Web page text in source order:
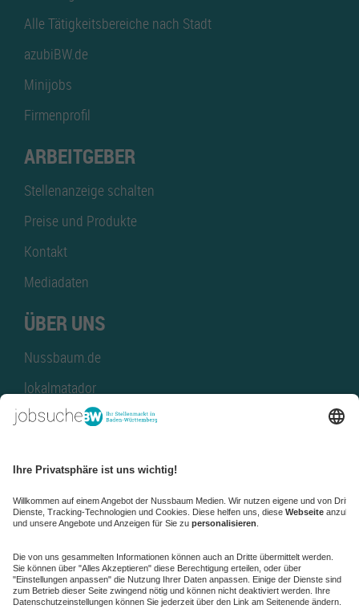
Alle Tätigkeitsbereiche nach Stadt
azubiBW.de
Minijobs
Firmenprofil
ARBEITGEBER
Stellenanzeige schalten
Preise und Produkte
Kontakt
Mediadaten
ÜBER UNS
Nussbaum.de
lokalmatador
kaufinBW
NussbaumID
Nussbaum Medien
de.jobble.org